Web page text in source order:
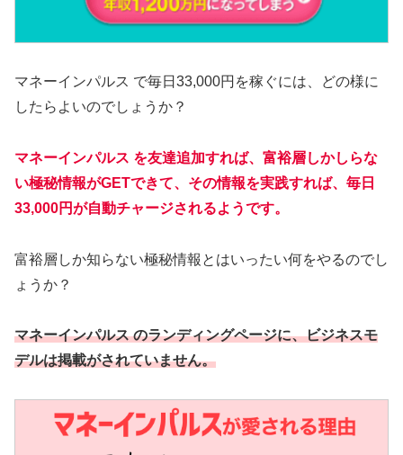
マネーインパルス で毎日33,000円を稼ぐには、どの様に
したらよいのでしょうか？
マネーインパルス を友達追加すれば、富裕層しかしらな
い極秘情報がGETできて、その情報を実践すれば、毎日
33,000円が自動チャージされるようです。
富裕層しか知らない極秘情報とはいったい何をやるのでし
ょうか？
マネーインパルス のランディングページに、ビジネスモ
デルは掲載がされていません。